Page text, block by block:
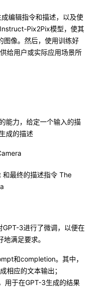
编辑指令和描述，以及使
Pix2Pix模型，使其
图像。 然后，使用训练好
给用户或实际应用场景所
能力，给定一个输入的描
成的描述
和最终的描述指令 The
3进行了微调，以便在
满足要求。
和completion。其中，
相应的文本输出；
用于在GPT-3生成的结果